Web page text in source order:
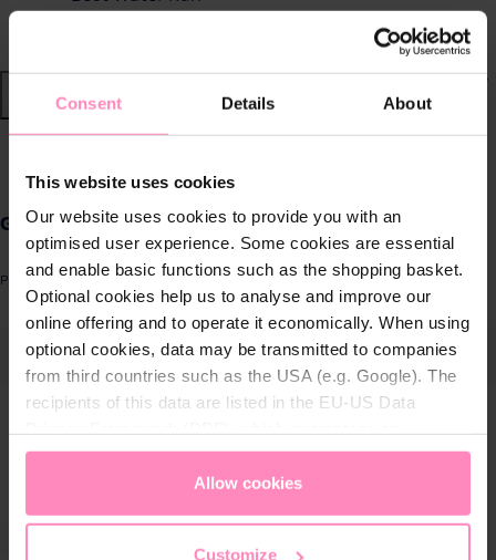
Consent Details About
This website uses cookies
Our website uses cookies to provide you with an
optimised user experience. Some cookies are essential
and enable basic functions such as the shopping basket.
Optional cookies help us to analyse and improve our
online offering and to operate it economically. When using
optional cookies, data may be transmitted to companies
from third countries such as the USA (e.g. Google). The
recipients of this data are listed in the EU-US Data
appropriate level of data protection. You canaccept all
only allow necessary cookies
access and change your chosen setting at any time in
Allow cookies
Customize
Produkte für
zuhause
Lösungen für
Geschäftskunden
Kundenservice
Über BWT
Gassner Notizblock
Produktnummer: SW10939
überspringen